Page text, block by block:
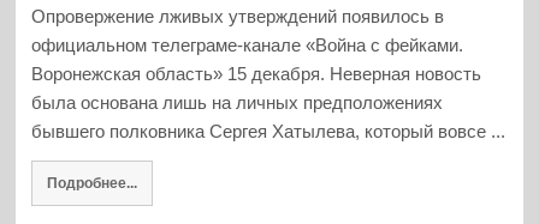
Опровержение лживых утверждений появилось в
официальном телеграме-канале «Война с фейками.
Воронежская область» 15 декабря. Неверная новость
была основана лишь на личных предположениях
бывшего полковника Сергея Хатылева, который вовсе ...
Подробнее...